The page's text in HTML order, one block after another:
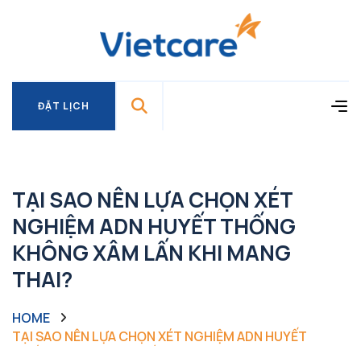
ĐẶT LỊCH
TẠI SAO NÊN LỰA CHỌN XÉT
NGHIỆM ADN HUYẾT THỐNG
KHÔNG XÂM LẤN KHI MANG
THAI?
HOME
TẠI SAO NÊN LỰA CHỌN XÉT NGHIỆM ADN HUYẾT